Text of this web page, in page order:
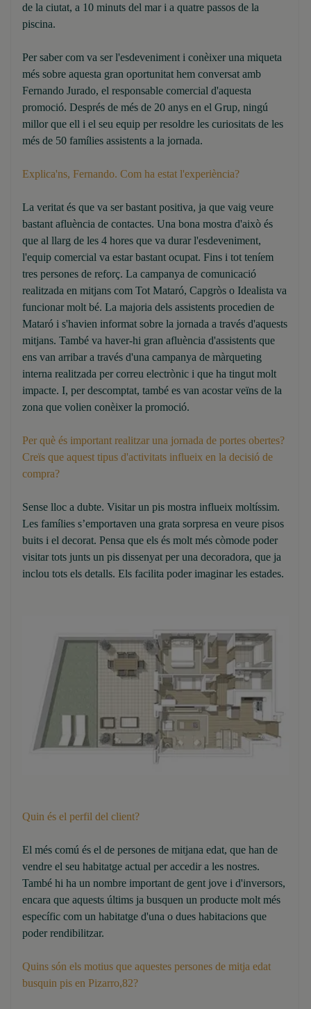
de la ciutat, a 10 minuts del mar i a quatre passos de la
piscina.
Per saber com va ser l'esdeveniment i conèixer una miqueta
més sobre aquesta gran oportunitat hem conversat amb
Fernando Jurado, el responsable comercial d'aquesta
promoció. Després de més de 20 anys en el Grup, ningú
millor que ell i el seu equip per resoldre les curiositats de les
més de 50 famílies assistents a la jornada.
Explica'ns, Fernando. Com ha estat l'experiència?
La veritat és que va ser bastant positiva, ja que vaig veure
bastant afluència de contactes. Una bona mostra d'això és
que al llarg de les 4 hores que va durar l'esdeveniment,
l'equip comercial va estar bastant ocupat. Fins i tot teníem
tres persones de reforç. La campanya de comunicació
realitzada en mitjans com Tot Mataró, Capgròs o Idealista va
funcionar molt bé. La majoria dels assistents procedien de
Mataró i s'havien informat sobre la jornada a través d'aquests
mitjans. També va haver-hi gran afluència d'assistents que
ens van arribar a través d'una campanya de màrqueting
interna realitzada per correu electrònic i que ha tingut molt
impacte. I, per descomptat, també es van acostar veïns de la
zona que volien conèixer la promoció.
Per què és important realitzar una jornada de portes obertes?
Creïs que aquest tipus d'activitats influeix en la decisió de
compra?
Sense lloc a dubte. Visitar un pis mostra influeix moltíssim.
Les famílies s’emportaven una grata sorpresa en veure pisos
buits i el decorat. Pensa que els és molt més còmode poder
visitar tots junts un pis dissenyat per una decoradora, que ja
inclou tots els detalls. Els facilita poder imaginar les estades.
Quin és el perfil del client?
El més comú és el de persones de mitjana edat, que han de
vendre el seu habitatge actual per accedir a les nostres.
També hi ha un nombre important de gent jove i d'inversors,
encara que aquests últims ja busquen un producte molt més
específic com un habitatge d'una o dues habitacions que
poder rendibilitzar.
Quins són els motius que aquestes persones de mitja edat
busquin pis en Pizarro,82?